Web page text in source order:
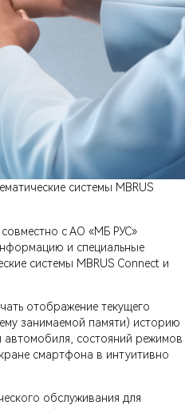
системы MBRUS
с АО «МБ РУС»
и специальные
системы MBRUS Connect и
отображение текущего
занимаемой памяти) историю
автомобиля, состояний режимов
смартфона в интуитивно
обслуживания для